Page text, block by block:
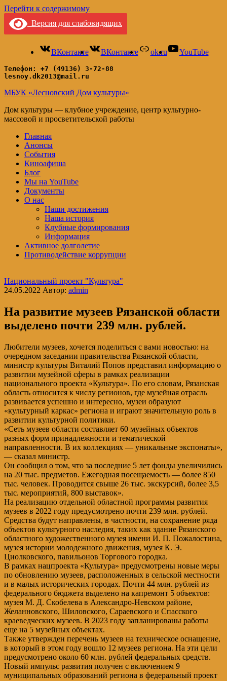
Перейти к содержимому
Версия для слабовидящих
ВКонтакте ВКонтакте ok.ru YouTube
Телефон: +7 (49136) 3-72-88
lesnoy.dk2013@mail.ru
МБУК «Лесновский Дом культуры»
Дом культуры — клубное учреждение, центр культурно-
массовой и просветительской работы
Главная
Анонсы
События
Киноафиша
Блог
Мы на YouTube
Документы
О нас
Наши достижения
Наша история
Клубные формирования
Информация
Активное долголетие
Противодействие коррупции
Национальный проект "Культура"
24.05.2022 Автор: admin
На развитие музеев Рязанской области
выделено почти 239 млн. рублей.
Любители музеев, хочется поделиться с вами новостью: на
очередном заседании правительства Рязанской области,
министр культуры Виталий Попов представил информацию о
развитии музейной сферы в рамках реализации
национального проекта «Культура». По его словам, Рязанская
область относится к числу регионов, где музейная отрасль
развивается успешно и интересно, музеи образуют
«культурный каркас» региона и играют значительную роль в
развитии культурной политики.
«Сеть музеев области составляет 60 музейных объектов
разных форм принадлежности и тематической
направленности. В их коллекциях — уникальные экспонаты»,
— сказал министр.
Он сообщил о том, что за последние 5 лет фонды увеличились
на 20 тыс. предметов. Ежегодная посещаемость — более 850
тыс. человек. Проводится свыше 26 тыс. экскурсий, более 3,5
тыс. мероприятий, 800 выставок».
На реализацию отдельной областной программы развития
музеев в 2022 году предусмотрено почти 239 млн. рублей.
Средства будут направлены, в частности, на сохранение ряда
объектов культурного наследия, таких как здание Рязанского
областного художественного музея имени И. П. Пожалостина,
музея истории молодежного движения, музея К. Э.
Циолковского, павильонов Торгового городка.
В рамках нацпроекта «Культура» предусмотрены новые меры
по обновлению музеев, расположенных в сельской местности
и в малых исторических городах. Почти 44 млн. рублей из
федерального бюджета выделено на капремонт 5 объектов:
музея М. Д. Скобелева в Александро-Невском районе,
Желанновского, Шиловского, Сараевского и Спасского
краеведческих музеев. В 2023 году запланированы работы
еще на 5 музейных объектах.
Также утвержден перечень музеев на техническое оснащение,
в который в этом году вошло 12 музеев региона. На эти цели
предусмотрено около 60 млн. рублей федеральных средств.
Новый импульс развития получен с включением 9
муниципальных образований региона в федеральный проект